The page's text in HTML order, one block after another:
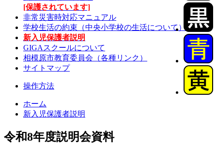
[保護されています]
非常災害時対応マニュアル
学校生活の約束（中央小学校の生活について）
新入児保護者説明
GIGAスクールについて
相模原市教育委員会（各種リンク）
サイトマップ
操作方法
ホーム
新入児保護者説明
令和8年度説明会資料